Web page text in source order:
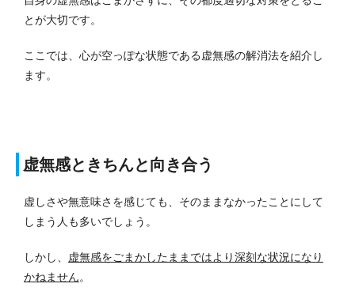
とが大切です。
ここでは、心が空っぽな状態である虚無感の解消法を紹介し
ます。
虚無感ときちんと向き合う
虚しさや無意味さを感じても、そのままなかったことにして
しまう人も多いでしょう。
しかし、
虚無感をごまかしたままではより深刻な状況になり
かねません。